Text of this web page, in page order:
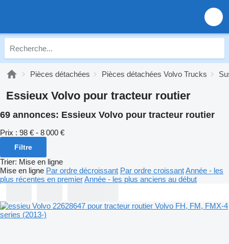
Pièces détachées Pièces détachées Volvo Trucks
Essieux Volvo pour tracteur routier
69 annonces: Essieux Volvo pour tracteur routier
Prix : 98 € - 8 000 €
Filtre
Trier: Mise en ligne
Mise en ligne Par ordre décroissant Par ordre croissantAnnée - les
plus récentes en premierAnnée - les plus anciens au début